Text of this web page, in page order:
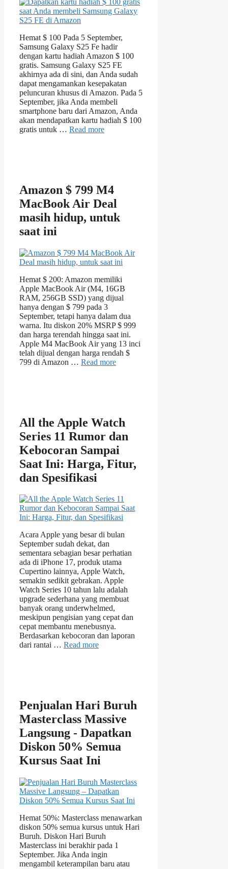
Hemat $ 100 Pada 5 September,
Samsung Galaxy S25 Fe hadir
dengan kartu hadiah Amazon $ 100
gratis. Samsung Galaxy S25 FE
akhirnya ada di sini, dan Anda sudah
dapat mengamankan kesepakatan
peluncuran khusus di Amazon. Pada 5
September, jika Anda membeli
smartphone baru dari Amazon, Anda
akan mendapatkan kartu hadiah $ 100
gratis untuk … Read more
Amazon $ 799 M4
MacBook Air Deal
masih hidup, untuk
saat ini
Hemat $ 200: Amazon memiliki
Apple MacBook Air (M4, 16GB
RAM, 256GB SSD) yang dijual
hanya dengan $ 799 pada 3
September, tetapi hanya dalam dua
warna. Itu diskon 20% MSRP $ 999
dan harga terendah hingga saat ini.
Apple M4 MacBook Air yang 13 inci
telah dijual dengan harga rendah $
799 di Amazon … Read more
All the Apple Watch
Series 11 Rumor dan
Kebocoran Sampai
Saat Ini: Harga, Fitur,
dan Spesifikasi
Acara Apple yang besar di bulan
September sudah dekat, dan
sementara sebagian besar perhatian
ada di iPhone 17, produk utama
Cupertino lainnya, Apple Watch,
semakin sedikit gebrakan. Apple
Watch Series 10 tahun lalu adalah
upgrade sederhana yang membuat
banyak orang underwhelmed,
meskipun pengisian yang cepat dan
cepat membantu menebusnya.
Berdasarkan kebocoran dan laporan
dari rantai … Read more
Penjualan Hari Buruh
Masterclass Massive
Langsung - Dapatkan
Diskon 50% Semua
Kursus Saat Ini
Hemat 50%: Masterclass menawarkan
diskon 50% semua kursus untuk Hari
Buruh. Diskon Hari Buruh
Masterclass ini berakhir pada 1
September. Jika Anda ingin
mengambil keterampilan baru atau